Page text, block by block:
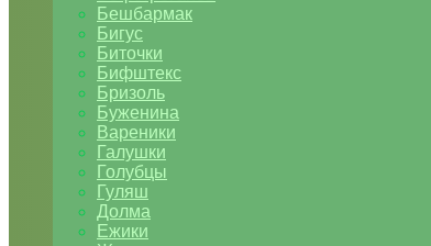
Бешбармак
Бигус
Биточки
Бифштекс
Бризоль
Буженина
Вареники
Галушки
Голубцы
Гуляш
Долма
Ежики